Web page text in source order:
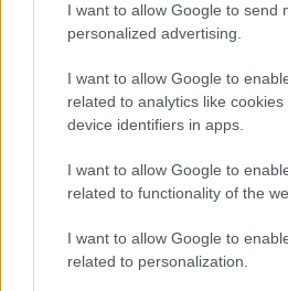
I want to allow Google to send
personalized advertising.
I want to allow Google to
related to analytics like
device identifiers in apps.
I want to allow Google to
related to functionality of the
I want to allow Google to
related to personalization.
completo dell’evento estivo
Molin in vista dell’Olimpia: “Il
squadra è cresciuta”
Basket 3×3: Riccione pronta ad
3×3 Italia Finals 2026
Final Eight 2027 a Torino:
sociale della manifestazione